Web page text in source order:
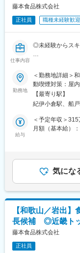
■企業の特徴/魅力
設立1996年、安
変更の範囲：会
■入社後について：
入社後まずは自
くために工場勤
少しずつお任せ
（例）午前工場
20代の方は営業
■企業の魅力：
◎社内効率を重視
簡素化した社内
ベストな仕組み
同じ機械を使っ
ることを可能に
けることは、家
できます。
■業界の将来性：
一般的に木を使
す。木は適切な
木々ばかりとな
藤本食品株式会社
正社員 職種未経験歓迎
仕事内容
◎未経験からス
入社後は、まず
てきた段階から
す。
・パートスタッ
・製造工程の管
習熟度や意欲に
て下記業務を担
・品質改善活動
・工場の予実管理
・正社員数：約
少数精鋭の正社
■キャリアパス
成果や姿勢次第
◎係長／想定年収
勤務地
＜勤務地詳細＞
動喫煙対策：屋
【最寄り駅】
紀伊小倉駅、船
給与
＜予定年収＞
月額（基本給）
上下する可能性
す。
気にな
【和歌山／岩出
長候補 ◎近畿ト
藤本食品株式会社
正社員